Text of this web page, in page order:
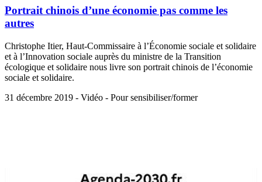
Portrait chinois d’une économie pas comme les
autres
Christophe Itier, Haut-Commissaire à l’Économie sociale et solidaire
et à l’Innovation sociale auprès du ministre de la Transition
écologique et solidaire nous livre son portrait chinois de l’économie
sociale et solidaire.
31 décembre 2019 - Vidéo - Pour sensibiliser/former